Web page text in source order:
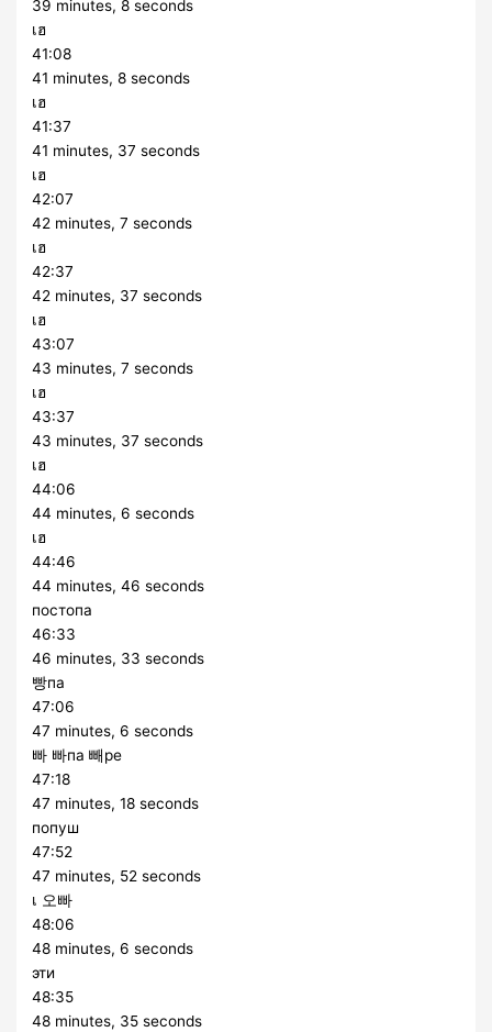
39 minutes, 8 seconds
เฮ
41:08
41 minutes, 8 seconds
เฮ
41:37
41 minutes, 37 seconds
เฮ
42:07
42 minutes, 7 seconds
เฮ
42:37
42 minutes, 37 seconds
เฮ
43:07
43 minutes, 7 seconds
เฮ
43:37
43 minutes, 37 seconds
เฮ
44:06
44 minutes, 6 seconds
เฮ
44:46
44 minutes, 46 seconds
постопа
46:33
46 minutes, 33 seconds
빵па
47:06
47 minutes, 6 seconds
빠 빠па 빼ре
47:18
47 minutes, 18 seconds
попуш
47:52
47 minutes, 52 seconds
เ 오빠
48:06
48 minutes, 6 seconds
эти
48:35
48 minutes, 35 seconds